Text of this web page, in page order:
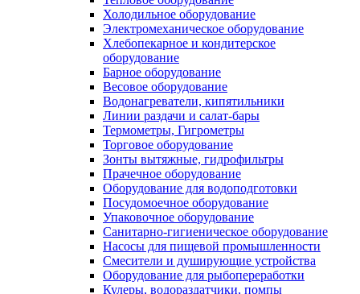
Холодильное оборудование
Электромеханическое оборудование
Хлебопекарное и кондитерское
оборудование
Барное оборудование
Весовое оборудование
Водонагреватели, кипятильники
Линии раздачи и салат-бары
Термометры, Гигрометры
Торговое оборудование
Зонты вытяжные, гидрофильтры
Прачечное оборудование
Оборудование для водоподготовки
Посудомоечное оборудование
Упаковочное оборудование
Санитарно-гигиеническое оборудование
Насосы для пищевой промышленности
Смесители и душирующие устройства
Оборудование для рыбопереработки
Кулеры, водораздатчики, помпы